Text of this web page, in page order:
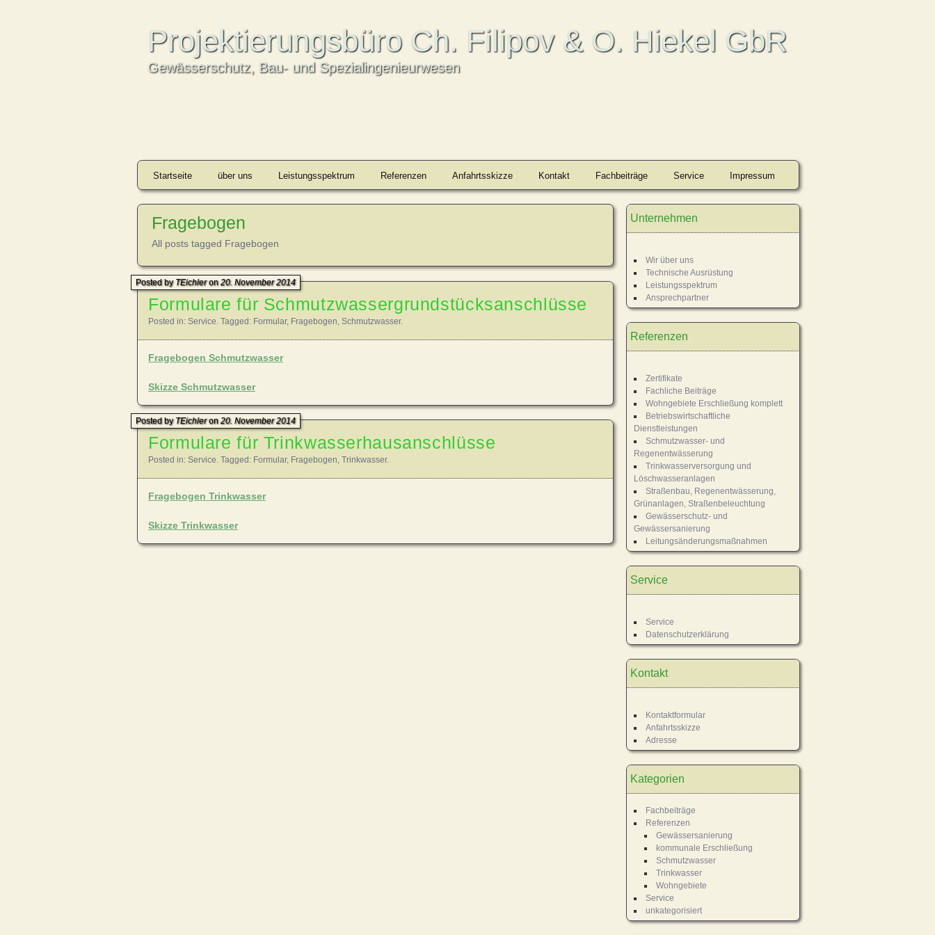
Projektierungsbüro Ch. Filipov & O. Hiekel GbR
Gewässerschutz, Bau- und Spezialingenieurwesen
Startseite über uns Leistungsspektrum Referenzen Anfahrtsskizze Kontakt Fachbeiträge Service Impressum
Fragebogen
All posts tagged Fragebogen
Formulare für Schmutzwassergrundstücksanschlüsse
Posted byTEichleron20. November 2014
Posted in: Service . Tagged: Formular, Fragebogen Schmutzwasser.
Fragebogen Schmutzwasser
Skizze Schmutzwasser
Formulare für Trinkwasserhausanschlüsse
Posted byTEichleron20. November 2014
Posted in: Service . Tagged: Formular, Fragebogen Trinkwasser.
Fragebogen Trinkwasser
Skizze Trinkwasser
Unternehmen
Wir über uns
Technische Ausrüstung
Leistungsspektrum
Ansprechpartner
Referenzen
Zertifikate
Fachliche Beiträge
Wohngebiete Erschließung komplett
Betriebswirtschaftliche
Dienstleistungen
Schmutzwasser- und
Regenentwässerung
Trinkwasserversorgung und
Löschwasseranlagen
Straßenbau, Regenentwässerung,
Grünanlagen, Straßenbeleuchtung
Gewässerschutz- und
Gewässersanierung
Leitungsänderungsmaßnahmen
Service
Service
Datenschutzerklärung
Kontakt
Kontaktformular
Anfahrtsskizze
Adresse
Kategorien
Fachbeiträge
Referenzen
Gewässersanierung
kommunale Erschließung
Schmutzwasser
Trinkwasser
Wohngebiete
Service
unkategorisiert